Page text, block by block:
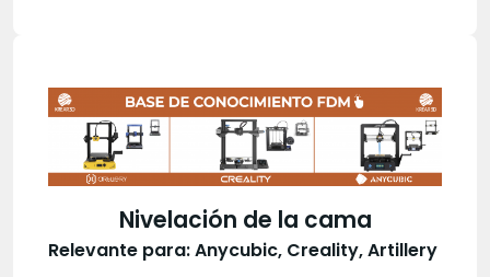
Nivelación de la cama
Relevante para: Anycubic, Creality, Artillery